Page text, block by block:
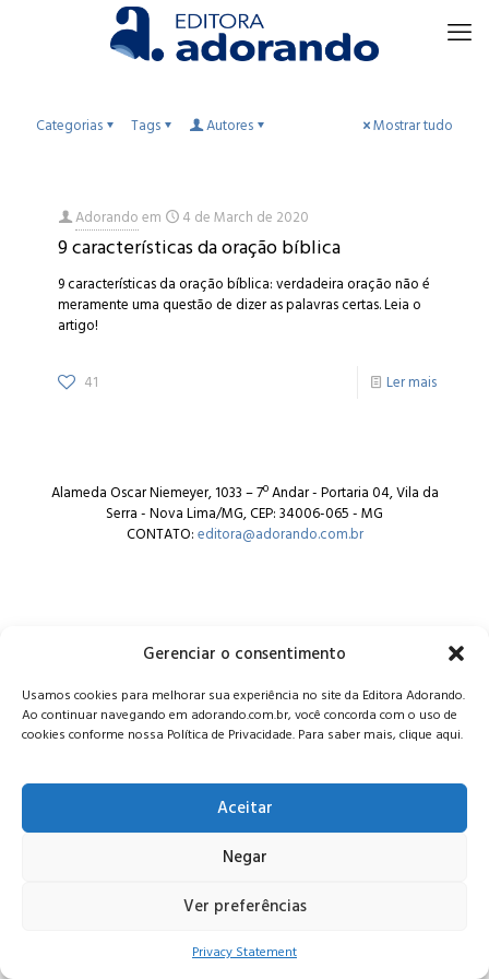
Gerenciar o consentimento
Usamos cookies para melhorar sua experiência no site da Editora Adorando.
Ao continuar navegando em adorando.com.br, você concorda com o uso de
cookies conforme nossa Política de Privacidade. Para saber mais, clique aqui.
Aceitar
Negar
Ver preferências
Privacy Statement
Categorias Tags Autores Mostrar tudo
Adorandoem 4 de March de 2020
9 características da oração bíblica
9 características da oração bíblica: verdadeira oração não é
meramente uma questão de dizer as palavras certas. Leia o
artigo!
41 Ler mais
Alameda Oscar Niemeyer, 1033 – 7º Andar - Portaria 04, Vila da
Serra - Nova Lima/MG, CEP: 34006-065 - MG
CONTATO:editora@adorando.com.br
© Editora Adorando 2026. Todos os direitos reservados.
Consulte nossapolítica de privacidade.